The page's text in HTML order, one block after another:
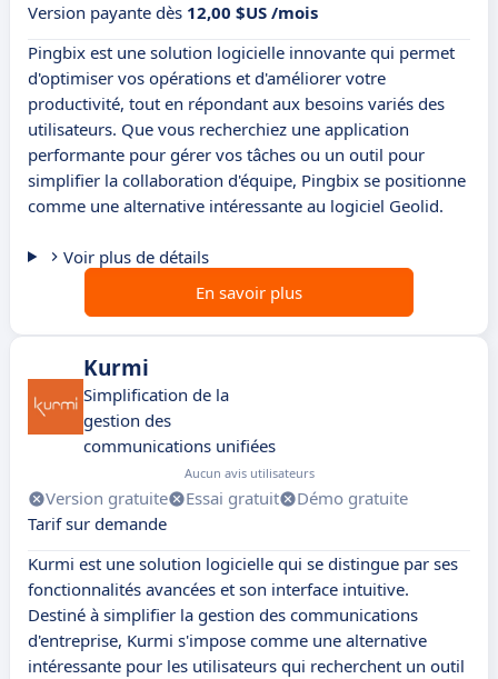
Version payante dès 12,00 $US /mois
Pingbix est une solution logicielle innovante qui permet
d'optimiser vos opérations et d'améliorer votre
productivité, tout en répondant aux besoins variés des
utilisateurs. Que vous recherchiez une application
performante pour gérer vos tâches ou un outil pour
simplifier la collaboration d'équipe, Pingbix se positionne
comme une alternative intéressante au logiciel Geolid.
Voir plus de détails
En savoir plus
Kurmi
Simplification de la
gestion des
communications unifiées
Aucun avis utilisateurs
Version gratuite Essai gratuit
Démo gratuite
Tarif sur demande
Kurmi est une solution logicielle qui se distingue par ses
fonctionnalités avancées et son interface intuitive.
Destiné à simplifier la gestion des communications
d'entreprise, Kurmi s'impose comme une alternative
intéressante pour les utilisateurs qui recherchent un outil